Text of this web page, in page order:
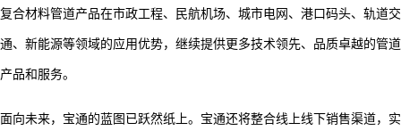
复合材料管道产品在市政工程、民航机场、城市电网、港口码头、轨道交
通、新能源等领域的应用优势，继续提供更多技术领先、品质卓越的管道
产品和服务。
面向未来，宝通的蓝图已跃然纸上。宝通还将整合线上线下销售渠道，实